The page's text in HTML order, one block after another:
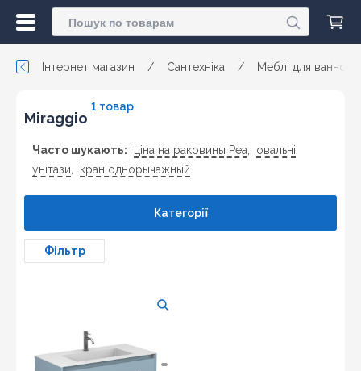
Інтернет магазин / Сантехніка / Меблі для ванної
Miraggio
1 товар
Часто шукають: ціна на раковины Реа
овальні
унітази
кран однорычажный
Фільтр
Категорії